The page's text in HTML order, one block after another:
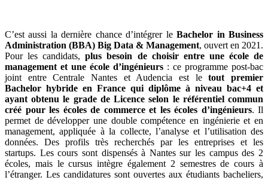
C’est aussi la dernière chance d’intégrer leBachelor in Business
Administration (BBA) Big Data & Management, ouvert en 2021.
Pour les candidats,plus besoin de choisir entre une école de
management et une école d’ingénieurs : ce programme post-bac
joint entre Centrale Nantes et Audencia est letout premier
Bachelor hybride en France qui diplôme à niveau bac+4 et
ayant obtenu le grade de Licence selon le référentiel commun
créé pour les écoles de commerce et les écoles d’ingénieurs. Il
permet de développer une double compétence en ingénierie et en
management, appliquée à la collecte, l’analyse et l’utilisation des
données. Des profils très recherchés par les entreprises et les
startups. Les cours sont dispensés à Nantes sur les campus des 2
écoles, mais le cursus intègre également 2 semestres de cours à
l’étranger. Les candidatures sont ouvertes aux étudiants bacheliers,